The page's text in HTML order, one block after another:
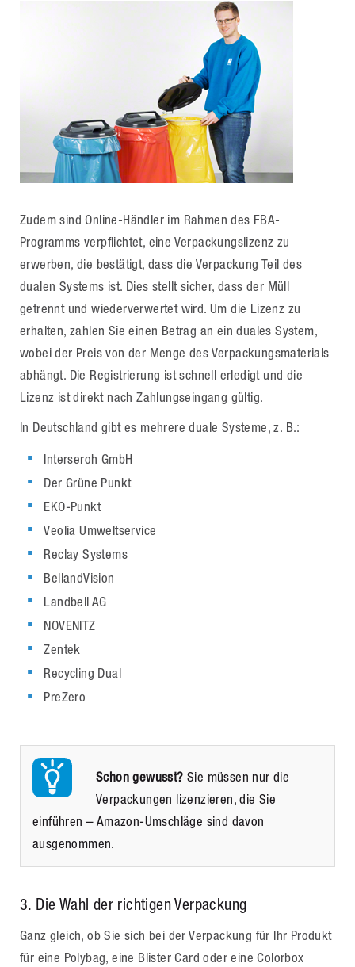
Zudem sind Online-Händler im Rahmen des FBA-
Programms verpflichtet, eine Verpackungslizenz zu
erwerben, die bestätigt, dass die Verpackung Teil des
dualen Systems ist. Dies stellt sicher, dass der Müll
getrennt und wiederverwertet wird. Um die Lizenz zu
erhalten, zahlen Sie einen Betrag an ein duales System,
wobei der Preis von der Menge des Verpackungsmaterials
abhängt. Die Registrierung ist schnell erledigt und die
Lizenz ist direkt nach Zahlungseingang gültig.
In Deutschland gibt es mehrere duale Systeme, z. B.:
Interseroh GmbH
Der Grüne Punkt
EKO-Punkt
Veolia Umweltservice
Reclay Systems
BellandVision
Landbell AG
NOVENITZ
Zentek
Recycling Dual
PreZero
Schon gewusst? Sie müssen nur die
Verpackungen lizenzieren, die Sie
einführen – Amazon-Umschläge sind davon
ausgenommen.
3. Die Wahl der richtigen Verpackung
Ganz gleich, ob Sie sich bei der Verpackung für Ihr Produkt
für eine Polybag, eine Blister Card oder eine Colorbox